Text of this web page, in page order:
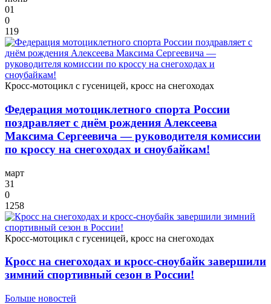
01
0
119
Кросс-мотоцикл с гусеницей, кросс на снегоходах
Федерация мотоциклетного спорта России
поздравляет с днём рождения Алексеева
Максима Сергеевича — руководителя комиссии
по кроссу на снегоходах и сноубайкам!
март
31
0
1258
Кросс-мотоцикл с гусеницей, кросс на снегоходах
Кросс на снегоходах и кросс-сноубайк завершили
зимний спортивный сезон в России!
Больше новостей